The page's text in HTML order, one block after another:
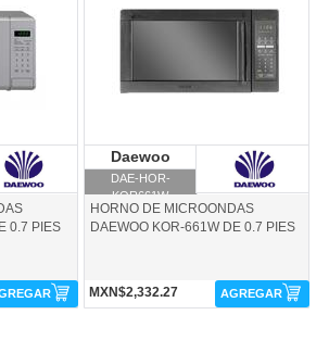
0.7 PIES
Daewoo
DAE-HOR-
KOR661W
Daewoo
HORNO DE MICROONDAS
DAEWOO KOR-661W DE 0.7 PIES
MXN$2,332.27 AGREGAR